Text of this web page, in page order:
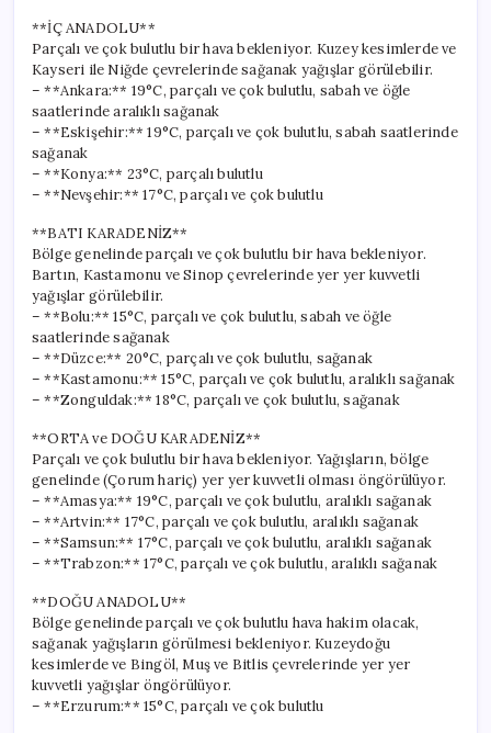
**İÇ ANADOLU**
Parçalı ve çok bulutlu bir hava bekleniyor. Kuzey kesimlerde ve
Kayseri ile Niğde çevrelerinde sağanak yağışlar görülebilir.
– **Ankara:** 19°C, parçalı ve çok bulutlu, sabah ve öğle
saatlerinde aralıklı sağanak
– **Eskişehir:** 19°C, parçalı ve çok bulutlu, sabah saatlerinde
sağanak
– **Konya:** 23°C, parçalı bulutlu
– **Nevşehir:** 17°C, parçalı ve çok bulutlu
**BATI KARADENİZ**
Bölge genelinde parçalı ve çok bulutlu bir hava bekleniyor.
Bartın, Kastamonu ve Sinop çevrelerinde yer yer kuvvetli
yağışlar görülebilir.
– **Bolu:** 15°C, parçalı ve çok bulutlu, sabah ve öğle
saatlerinde sağanak
– **Düzce:** 20°C, parçalı ve çok bulutlu, sağanak
– **Kastamonu:** 15°C, parçalı ve çok bulutlu, aralıklı sağanak
– **Zonguldak:** 18°C, parçalı ve çok bulutlu, sağanak
**ORTA ve DOĞU KARADENİZ**
Parçalı ve çok bulutlu bir hava bekleniyor. Yağışların, bölge
genelinde (Çorum hariç) yer yer kuvvetli olması öngörülüyor.
– **Amasya:** 19°C, parçalı ve çok bulutlu, aralıklı sağanak
– **Artvin:** 17°C, parçalı ve çok bulutlu, aralıklı sağanak
– **Samsun:** 17°C, parçalı ve çok bulutlu, aralıklı sağanak
– **Trabzon:** 17°C, parçalı ve çok bulutlu, aralıklı sağanak
**DOĞU ANADOLU**
Bölge genelinde parçalı ve çok bulutlu hava hakim olacak,
sağanak yağışların görülmesi bekleniyor. Kuzeydoğu
kesimlerde ve Bingöl, Muş ve Bitlis çevrelerinde yer yer
kuvvetli yağışlar öngörülüyor.
– **Erzurum:** 15°C, parçalı ve çok bulutlu